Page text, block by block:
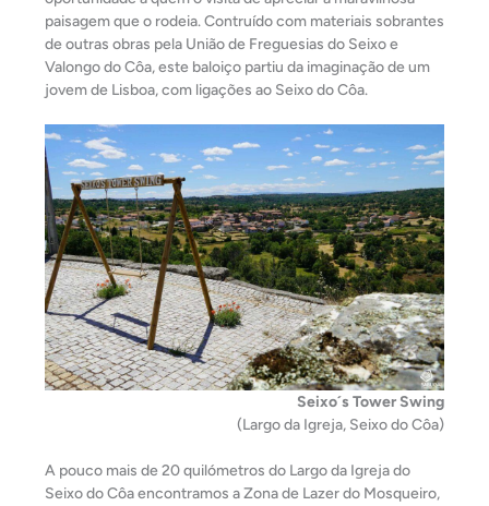
paisagem que o rodeia. Contruído com materiais sobrantes
de outras obras pela União de Freguesias do Seixo e
Valongo do Côa, este baloiço partiu da imaginação de um
jovem de Lisboa, com ligações ao Seixo do Côa.
Seixo´s Tower Swing
(Largo da Igreja, Seixo do Côa)
A pouco mais de 20 quilómetros do Largo da Igreja do
Seixo do Côa encontramos a Zona de Lazer do Mosqueiro,